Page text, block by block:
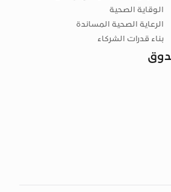
الوقاية الصحية
الرعاية الصحية المساندة
بناء قدرات الشركاء